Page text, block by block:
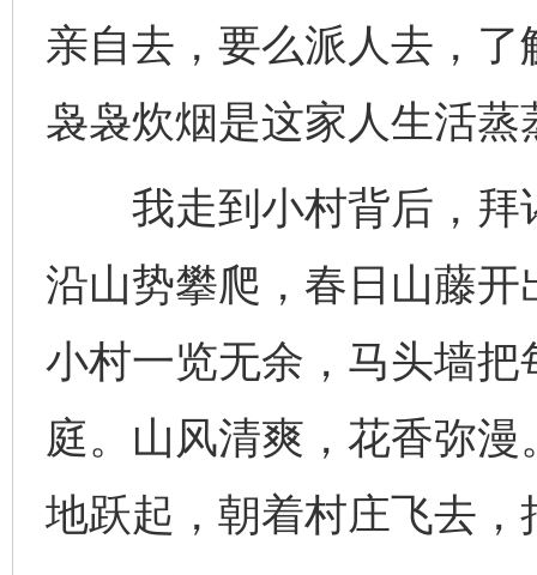
亲自去，要么派人去，
袅袅炊烟是这家人生活
我走到小村背后，拜
沿山势攀爬，春日山藤
小村一览无余，马头墙
庭。山风清爽，花香弥
地跃起，朝着村庄飞去